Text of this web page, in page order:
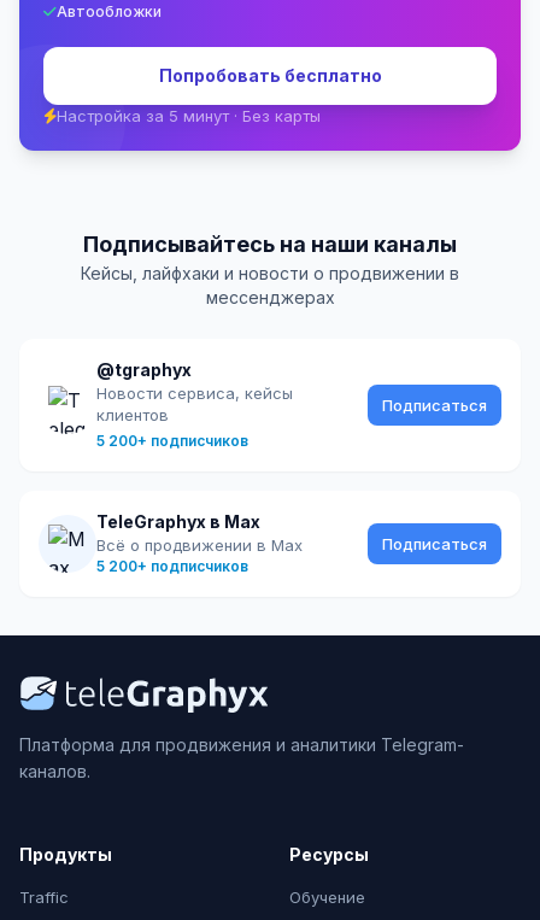
Автообложки
Попробовать бесплатно
Настройка за 5 минут · Без карты
Подписывайтесь на наши каналы
Кейсы, лайфхаки и новости о продвижении в
мессенджерах
@tgraphyx
Новости сервиса, кейсы
клиентов
5 200+ подписчиков
Подписаться
TeleGraphyx в Max
Всё о продвижении в Max
5 200+ подписчиков
Подписаться
Платформа для продвижения и аналитики Telegram-
каналов.
Продукты
Traffic
Ресурсы
Обучение